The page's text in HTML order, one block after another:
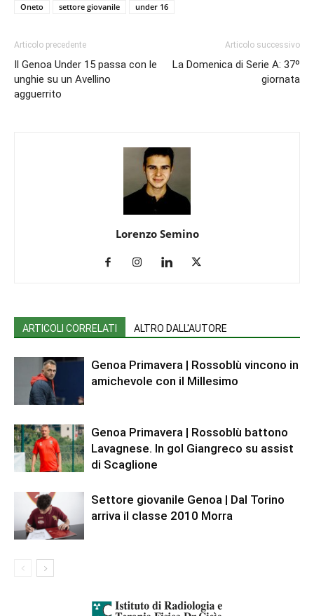
Oneto
settore giovanile under 16
Articolo precedente
Il Genoa Under 15 passa con le
unghie su un Avellino
agguerrito
Articolo successivo
La Domenica di Serie A: 37º
giornata
Lorenzo Semino
ARTICOLI CORRELATI ALTRO DALL'AUTORE
Genoa Primavera | Rossoblù vincono in
amichevole con il Millesimo
Genoa Primavera | Rossoblù battono
Lavagnese. In gol Giangreco su assist
di Scaglione
Settore giovanile Genoa | Dal Torino
arriva il classe 2010 Morra